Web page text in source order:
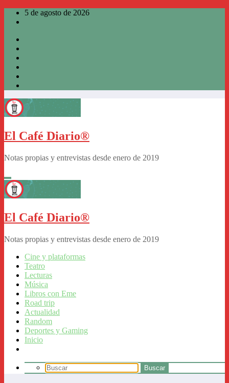
Saltar
5 de agosto de 2026
El Café Diario®
Notas propias y entrevistas desde enero de 2019
El Café Diario®
Notas propias y entrevistas desde enero de 2019
Cine y plataformas
Teatro
Lecturas
Música
Libros con Eme
Road trip
Actualidad
Random
Deportes y Gaming
Inicio